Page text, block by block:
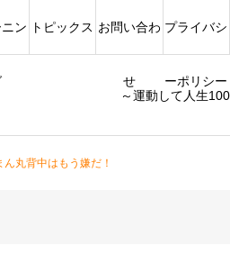
～運動して人生
ニン トピックス お問い合わ
せ
プライバシ
ーポリシー
ん丸背中はもう嫌だ！